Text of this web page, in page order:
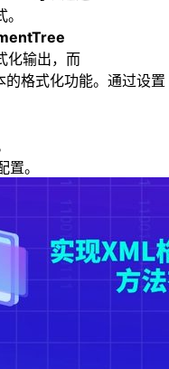
化输出，而
格式化功能。通过设置
。